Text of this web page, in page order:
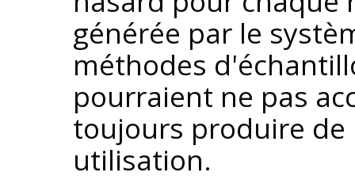
générée par le
méthodes
pourraient ne pas
toujours produire de
utilisation.